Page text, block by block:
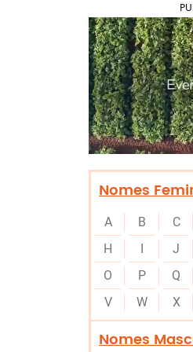
Nomes
A B C
H
I J
O
P Q
V
W X
Nomes